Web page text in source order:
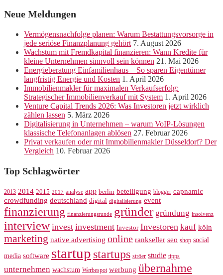
Neue Meldungen
Vermögensnachfolge planen: Warum Bestattungsvorsorge in
jede seriöse Finanzplanung gehört 7. August 2026
Wachstum mit Fremdkapital finanzieren: Wann Kredite für
kleine Unternehmen sinnvoll sein können 21. Mai 2026
Energieberatung Einfamilienhaus – So sparen Eigentümer
langfristig Energie und Kosten 1. April 2026
Immobilienmakler für maximalen Verkaufserfolg:
Strategischer Immobilienverkauf mit System 1. April 2026
Venture Capital Trends 2026: Was Investoren jetzt wirklich
zählen lassen 5. März 2026
Digitalisierung in Unternehmen – warum VoIP-Lösungen
klassische Telefonanlagen ablösen 27. Februar 2026
Privat verkaufen oder mit Immobilienmakler Düsseldorf? Der
Vergleich 10. Februar 2026
Top Schlagwörter
2013 2014 2015 2017 analyse app berlin beteiligung blogger capnamic
crowdfunding deutschland digital digitalisierung event
finanzierung finanzierungsrunde gründer gründung insolvenz
interview invest investment Investor Investoren kauf köln
marketing native advertising online rankseller seo shop social
media software startup startups ströer studie tipps
unternehmen wachstum Werbespot werbung übernahme